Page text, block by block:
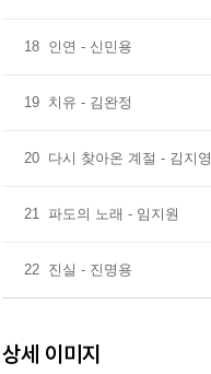
18 인연 - 신민용
19 치유 - 김완정
20 다시 찾아온 계절 - 김지영
21 파도의 노래 - 임지원
22 진실 - 진명용
상세 이미지